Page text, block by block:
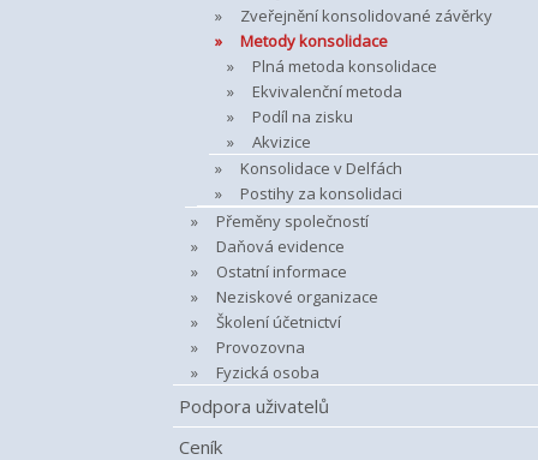
Zveřejnění konsolidované závěrky
Metody konsolidace
Plná metoda konsolidace
Ekvivalenční metoda
Podíl na zisku
Akvizice
Konsolidace v Delfách
Postihy za konsolidaci
Přeměny společností
Daňová evidence
Ostatní informace
Neziskové organizace
Školení účetnictví
Provozovna
Fyzická osoba
Podpora uživatelů
Ceník